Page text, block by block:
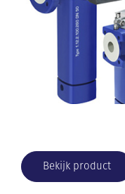
Bekijk product